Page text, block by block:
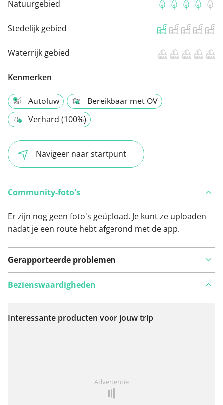
Natuurgebied
Stedelijk gebied
Waterrijk gebied
Kenmerken
Autoluw
Bereikbaar met OV
Verhard (100%)
Navigeer naar startpunt
Community-foto's
Er zijn nog geen foto's geüpload. Je kunt ze uploaden
nadat je een route hebt afgerond met de app.
Gerapporteerde problemen
Bekijk op kaart
Bezienswaardigheden
Interessante producten voor jouw trip
Advertentie